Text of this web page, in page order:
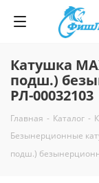
Катушка
подш.)
РЛ-00032103
Главная - Каталог -
Безынерционные
подш.)